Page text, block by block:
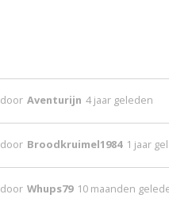
door Aventurijn 4 jaar geleden
door Broodkruimel1984 1 jaar
door Whups79 10 maanden